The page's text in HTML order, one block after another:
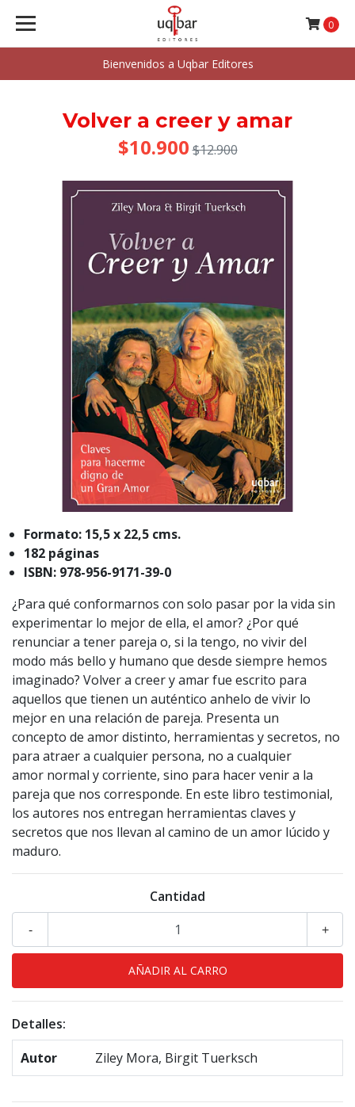
Bienvenidos a Uqbar Editores
0
Volver a creer y amar
$10.900 $12.900
Formato: 15,5 x 22,5 cms.
182 páginas
ISBN: 978-956-9171-39-0
¿Para qué conformarnos con solo pasar por la vida sin
experimentar lo mejor de ella, el amor? ¿Por qué
renunciar a tener pareja o, si la tengo, no vivir del
modo más bello y humano que desde siempre hemos
imaginado? Volver a creer y amar fue escrito para
aquellos que tienen un auténtico anhelo de vivir lo
mejor en una relación de pareja. Presenta un
concepto de amor distinto, herramientas y secretos, no
para atraer a cualquier persona, no a cualquier
amor normal y corriente, sino para hacer venir a la
pareja que nos corresponde. En este libro testimonial,
los autores nos entregan herramientas claves y
secretos que nos llevan al camino de un amor lúcido y
maduro.
Cantidad
+
-
Detalles:
Autor
Ziley Mora, Birgit Tuerksch